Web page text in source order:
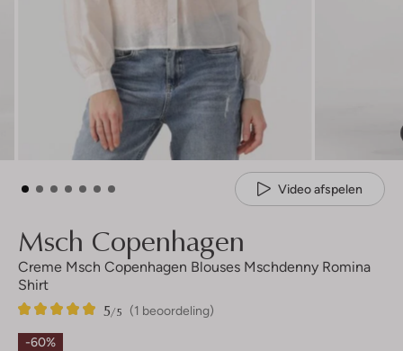
Video afspelen
Msch Copenhagen
Creme Msch Copenhagen Blouses Mschdenny Romina
Shirt
(1 beoordeling)
5/5
1
5
Sterren
-60%